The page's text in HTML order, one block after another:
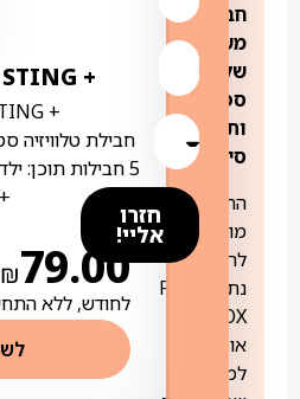
חבילה
משולבת
של
ספק
ותשתית
סיבים
החבילה
מוצעת
לרוכשי
נתב FRITZ
BOX
או
למי
חזרו
אליי!
+ STING ‏- ‏חבילת TV מושלמת
+ STING ‏- ‏חבילת TV מושלמת
חבילת טלוויזיה
5 חבילות תוכן:
₪79.00
לחודש, ללא